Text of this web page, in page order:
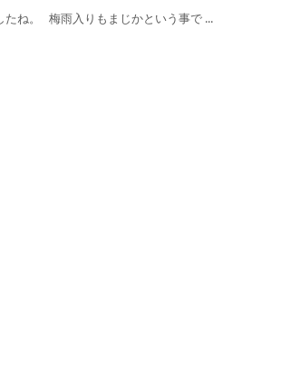
たね。 梅雨入りもまじかという事で ...